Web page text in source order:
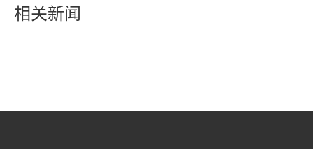
相关新闻